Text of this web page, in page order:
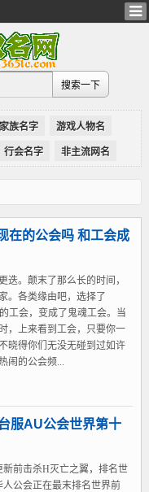
家族名字 游戏人物名
行会名字 非主流网名
在的公会吗 和工会成
迭。颠末了那么长的时间，
。各类缘由吧，选择了
工会，变成了鬼魂工会。当
，上来看到工会，只要你一
晓得你们无没无碰到过如许
闹的公会频...
服AU公会世界第十
前击杀H灭亡之翼，排名世
人公会正在最末排名世界前